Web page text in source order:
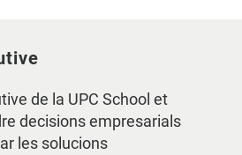
de la UPC School et
decisions empresarials
les solucions